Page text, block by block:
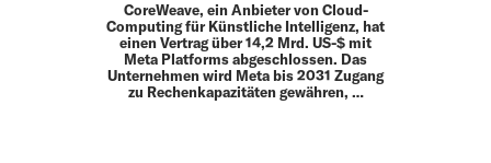
CoreWeave, ein Anbieter von Cloud-
Computing für Künstliche Intelligenz, hat
einen Vertrag über 14,2 Mrd. US-$ mit
Meta Platforms abgeschlossen. Das
Unternehmen wird Meta bis 2031 Zugang
zu Rechenkapazitäten gewähren, …